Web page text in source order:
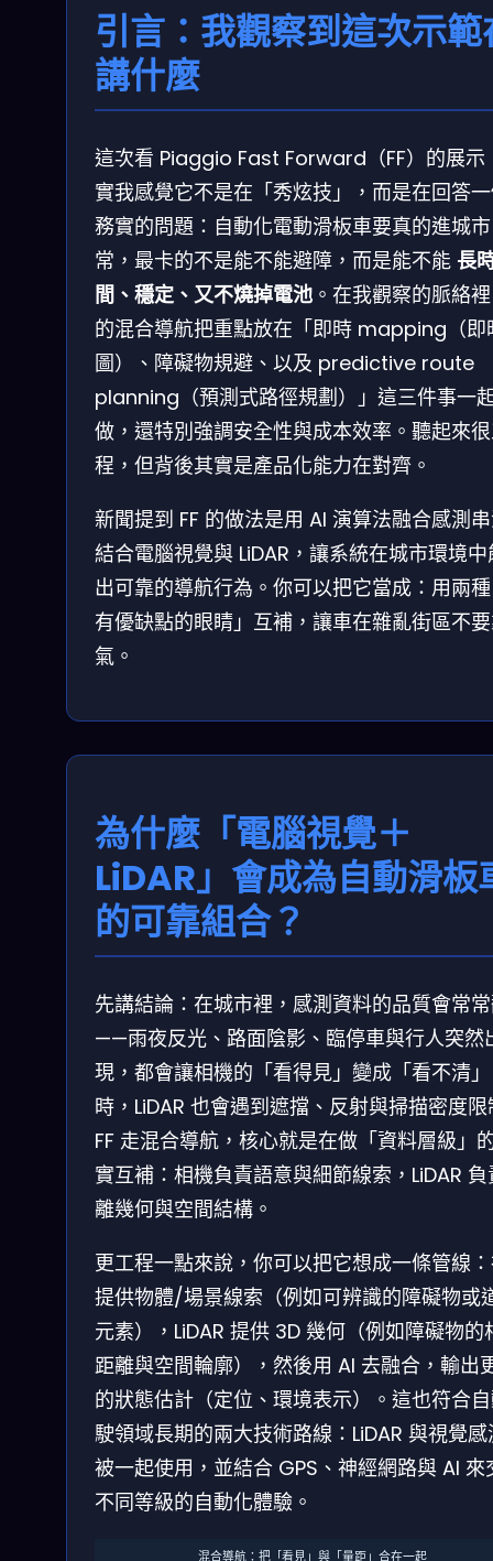
引言：我觀察到這次示範
講什麼
這次看 Piaggio Fast Forward（FF）的展示
實我感覺它不是在「秀炫技」，而是在回答
務實的問題：自動化電動滑板車要真的進城
常，最卡的不是能不能避障，而是能不能 長
間、穩定、又不燒掉電池 。在我觀察的脈絡
的混合導航把重點放在「即時 mapping（即
圖）、障礙物規避、以及 predictive route
planning（預測式路徑規劃）」這三件事一
做，還特別強調安全性與成本效率。聽起來
程，但背後其實是產品化能力在對齊。
新聞提到 FF 的做法是用 AI 演算法融合感測
結合電腦視覺與 LiDAR，讓系統在城市環境
出可靠的導航行為。你可以把它當成：用兩
有優缺點的眼睛」互補，讓車在雜亂街區不
氣。
為什麼「電腦視覺＋
LiDAR」會成為自動滑板
的可靠組合？
先講結論：在城市裡，感測資料的品質會常
——雨夜反光、路面陰影、臨停車與行人突然
現，都會讓相機的「看得見」變成「看不清
時，LiDAR 也會遇到遮擋、反射與掃描密度
FF 走混合導航，核心就是在做「資料層級」
實互補：相機負責語意與細節線索，LiDAR
離幾何與空間結構。
更工程一點來說，你可以把它想成一條管線
提供物體/場景線索（例如可辨識的障礙物或
元素），LiDAR 提供 3D 幾何（例如障礙物的
距離與空間輪廓），然後用 AI 去融合，輸出
的狀態估計（定位、環境表示）。這也符合
駛領域長期的兩大技術路線：LiDAR 與視覺
被一起使用，並結合 GPS、神經網路與 AI 來
不同等級的自動化體驗。
混合導航：把「看見」與「量距」合在一起